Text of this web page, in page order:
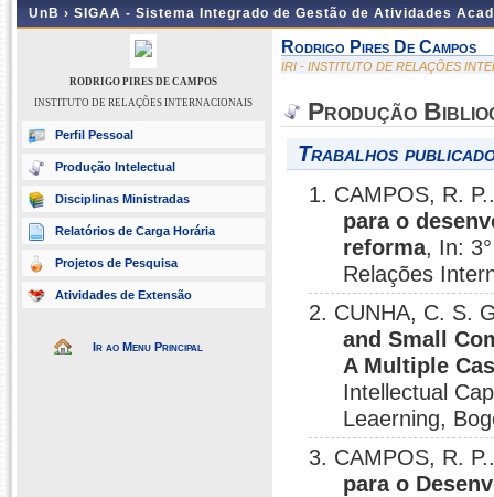
UnB › SIGAA - Sistema Integrado de Gestão de Atividades
RODRIGO PIRES DE CAMPOS
INSTITUTO DE RELAÇÕES INTERNACIONAIS
Perfil Pessoal
Produção Intelectual
Disciplinas Ministradas
Relatórios de Carga Horária
Projetos de Pesquisa
Atividades de Extensão
Ir ao Menu Principal
Rodrigo Pires De Campos
IRI - INSTITUTO DE RELAÇÕES
Produção
Trabalhos
1. CAMPOS, R.
para o
reforma, In:
Relações
2. CUNHA, C. S.
and Small
A Multiple
Intellectual
Leaerning,
3. CAMPOS, R.
para o